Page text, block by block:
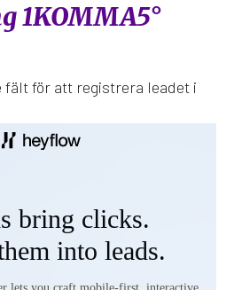
1KOMMA5°
fält för att registrera leadet i